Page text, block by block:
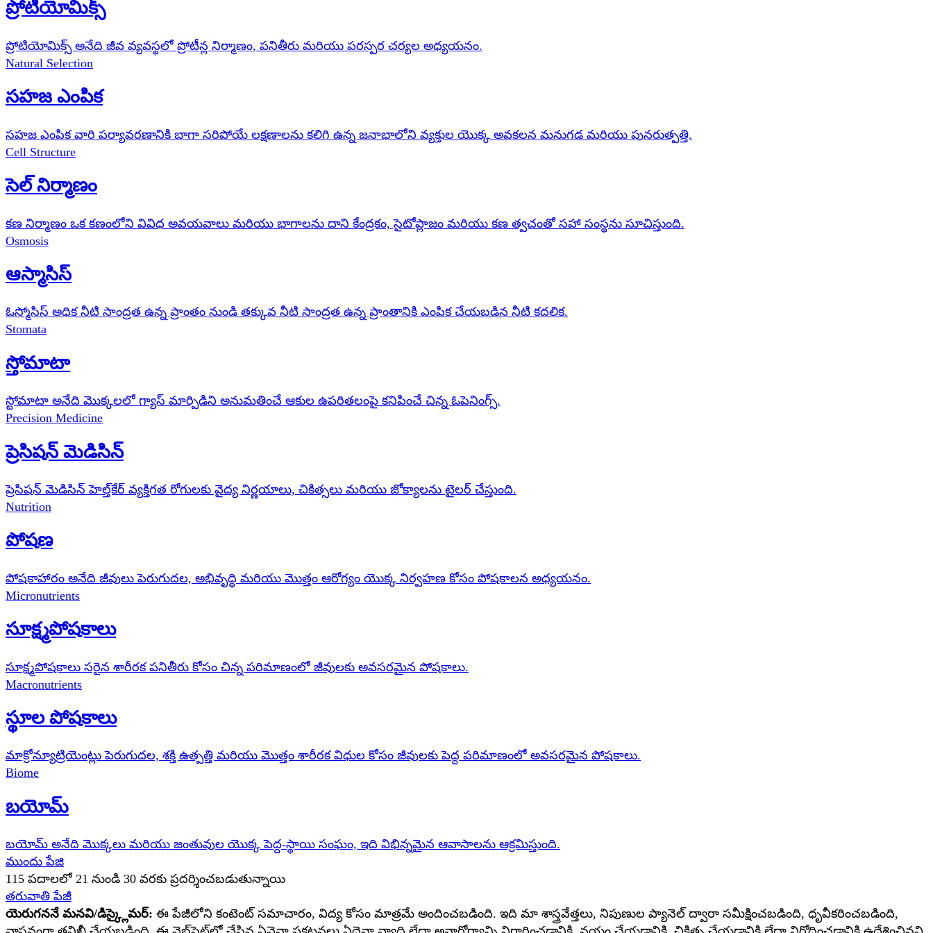
ప్రోటియోమిక్స్
ప్రోటియోమిక్స్ అనేది జీవ వ్యవస్థలో ప్రోటీన్ల నిర్మాణం, పనితీరు మరియు పరస్పర చర్యల అధ్యయనం.
Natural Selection
సహజ ఎంపిక
సహజ ఎంపిక వారి పర్యావరణానికి బాగా సరిపోయే లక్షణాలను కలిగి ఉన్న జనాభాలోని వ్యక్తుల యొక్క అవకలన మనుగడ మరియు పునరుత్పత్తి.
Cell Structure
సెల్ నిర్మాణం
కణ నిర్మాణం ఒక కణంలోని వివిధ అవయవాలు మరియు భాగాలను దాని కేంద్రకం, సైటోప్లాజం మరియు కణ త్వచంతో సహా సంస్థను సూచిస్తుంది.
Osmosis
ఆస్మాసిస్
ఓస్మోసిస్ అధిక నీటి సాంద్రత ఉన్న ప్రాంతం నుండి తక్కువ నీటి సాంద్రత ఉన్న ప్రాంతానికి ఎంపిక చేయబడిన నీటి కదలిక.
Stomata
స్తోమాటా
స్టోమాటా అనేది మొక్కలలో గ్యాస్ మార్పిడిని అనుమతించే ఆకుల ఉపరితలంపై కనిపించే చిన్న ఓపెనింగ్స్.
Precision Medicine
ప్రెసిషన్ మెడిసిన్
ప్రెసిషన్ మెడిసిన్ హెల్త్‌కేర్ వ్యక్తిగత రోగులకు వైద్య నిర్ణయాలు, చికిత్సలు మరియు జోక్యాలను టైలర్ చేస్తుంది.
Nutrition
పోషణ
పోషకాహారం అనేది జీవులు పెరుగుదల, అభివృద్ధి మరియు మొత్తం ఆరోగ్యం యొక్క నిర్వహణ కోసం పోషకాలన అధ్యయనం.
Micronutrients
సూక్ష్మపోషకాలు
సూక్ష్మపోషకాలు సరైన శారీరక పనితీరు కోసం చిన్న పరిమాణంలో జీవులకు అవసరమైన పోషకాలు.
Macronutrients
స్థూల పోషకాలు
మాక్రోన్యూట్రియెంట్లు పెరుగుదల, శక్తి ఉత్పత్తి మరియు మొత్తం శారీరక విధుల కోసం జీవులకు పెద్ద పరిమాణంలో అవసరమైన పోషకాలు.
Biome
బయోమ్
బయోమ్ అనేది మొక్కలు మరియు జంతువుల యొక్క పెద్ద-స్థాయి సంఘం, ఇది విభిన్నమైన ఆవాసాలను ఆక్రమిస్తుంది.
ముందు పేజి
115 పదాలలో 21 నుండి 30 వరకు ప్రదర్శించబడుతున్నాయి
తరువాతి పేజీ
యెరుగననే మనవి/డిస్క్లైమర్: ఈ పేజీలోని కంటెంట్ సమాచారం, విద్య కోసం మాత్రమే అందించబడింది. ఇది మా శాస్త్రవేత్తలు, నిపుణుల ప్యానెల్ ద్వారా సమీక్షించబడింది, ధృవీకరించబడింది,